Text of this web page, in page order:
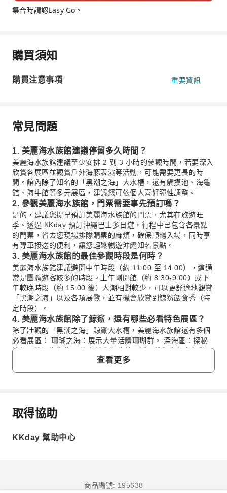
集合時請認Easy Go。
購買須知
購買注意事項 重要資訊
常見問題
1. 美麗海水族館建議停留多久時間？
美麗海水族館建議至少安排 2 到 3 小時的參觀時間，若要深入
欣賞各展區並觀賞戶外海豚表演等活動，可能需要更長的時
間。館內除了知名的「黑潮之海」大水槽，還有觸摸池、海龜
館、海牛館等多元展區，建議您可依個人喜好彈性調整。
2. 參觀美麗海水族館，門票需要事先預訂嗎？
是的，建議您提早預訂美麗海水族館的門票，尤其在旅遊旺
季。透過 KKday 預訂沖繩巴士多日遊，行程中已包含各景點
的門票，省去您現場排隊購票的麻煩，確保順暢入場，同時享
有專車接送的便利，讓您輕鬆暢遊沖繩知名景點。
3. 美麗海水族館的最佳參觀時段是何時？
美麗海水族館建議避開中午時段（約 11:00 至 14:00），這通
常是團體遊客較多的時段。上午剛開館（約 8:30-9:00）或下
午較晚時段（約 15:00 後）人潮相對較少，可以更舒適地觀賞
「黑潮之海」以及各項展覽，並有機會欣賞到鯨鯊餵食秀（特
定時段）。
4. 美麗海水族館除了鯨鯊，還有哪些必看特色展區？
除了壯觀的「黑潮之海」鯨鯊大水槽，美麗海水族館還有多個
必看展區： 珊瑚之海：展示大量活體珊瑚群。 深海區：探秘
沖繩周邊深海生物。 海龜館與海牛館：近距離觀察保育類動
物。 戶外「海豚劇場」：觀賞可愛海豚表演（需留意表演時
間）。
若不開車遊沖繩，參加巴士多日遊是最有效率的選擇。此行程
提供專業中文導遊隨車講解，包含多個北部、南部及中部人氣
接送與全景點門票，讓您免去交通規劃的煩惱，輕鬆暢玩沖繩
拍攝藍色海洋的經典角度。 心型岩：位於Tinu海灘，是情侶熱
查看更多
常見問題
1. 美麗海水族館建議停留多久時間？
摸池、海龜館、海牛館等多元展區，建議您可依個人喜好
取得協助
KKday 幫助中心
商品編號: 195638